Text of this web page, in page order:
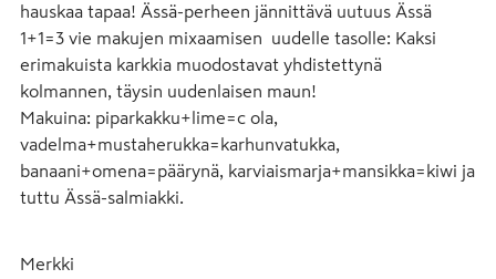
hauskaa tapaa! Ässä-perheen jännittävä uutuus Ässä
1+1=3 vie makujen mixaamisen  uudelle tasolle: Kaksi
erimakuista karkkia muodostavat yhdistettynä
kolmannen, täysin uudenlaisen maun!
Makuina: piparkakku+lime=c ola,
vadelma+mustaherukka=karhunvatukka,
banaani+omena=päärynä, karviaismarja+mansikka=kiwi ja
tuttu Ässä-salmiakki.
Merkki